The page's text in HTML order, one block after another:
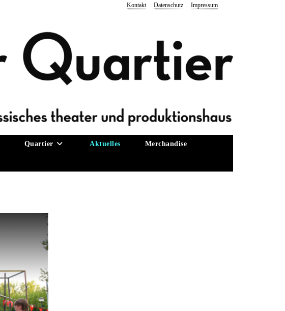
Kontakt Datenschutz Impressum
Quartier Aktuelles Merchandise